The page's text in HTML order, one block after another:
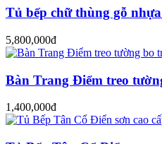
Tủ bếp chữ thùng gỗ
5,800,000đ
Bàn Trang Điểm treo
1,400,000đ